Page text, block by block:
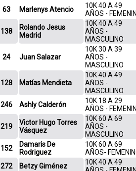
63 Marlenys Atencio
10K 40 A 49
AÑOS -
138
Rolando Jesus
Madrid
10K 40 A 49
AÑOS -
MASCULINO
24 Juan Salazar
10K 30 A 39
AÑOS -
MASCULINO
128 Matías Mendieta
10K 40 A 49
AÑOS -
MASCULINO
246 Ashly Calderón
10K 18 A 29
AÑOS -
219
Victor Hugo Torres
Vásquez
10K 60 A 69
AÑOS -
MASCULINO
152
Damaris De
Rodriguez
10K 60 A 69
AÑOS-
272 Betzy Giménez
10K 40 A 49